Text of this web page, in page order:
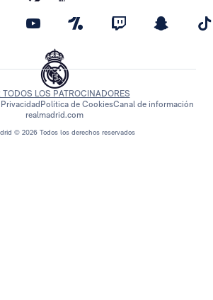
© 2026 Todos los derechos reservados
TODOS LOS PATROCINADORES
Política de CookiesCanal de información
realmadrid.com